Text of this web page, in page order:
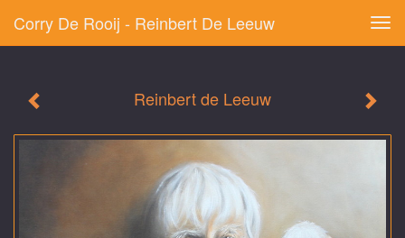
Corry De Rooij - Reinbert De Leeuw
Reinbert de Leeuw